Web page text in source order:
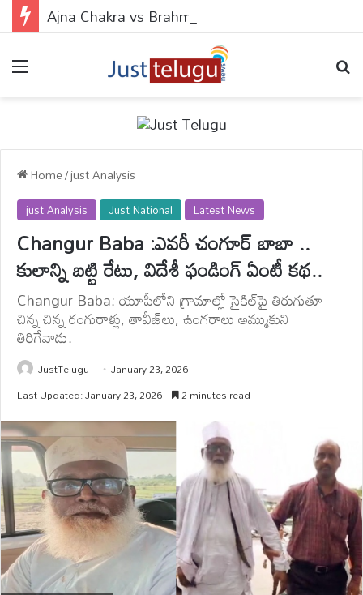
Home/just Analysis
just Analysis Just National Latest News
Changur Baba :ఎవరీ చంగూర్ బాబా ..
కులాన్ని బట్టి రేటు, విదేశీ ఫండింగ్ ఏంటీ కథ..
Changur Baba: యూపీలోని గ్రామాల్లో సైకిల్‌పై తిరుగుతూ
చిన్న చిన్న రంగురాళ్లు, తావీజ్‌లు, ఉంగరాలు అమ్ముకుని
తిరిగేవాడు.
JustTelugu
January 23, 2026
Last Updated: January 23, 2026
2 minutes read